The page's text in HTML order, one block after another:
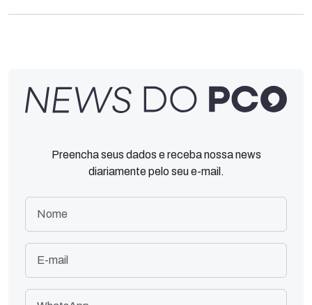
Preencha seus dados e receba nossa news
diariamente pelo seu e-mail.